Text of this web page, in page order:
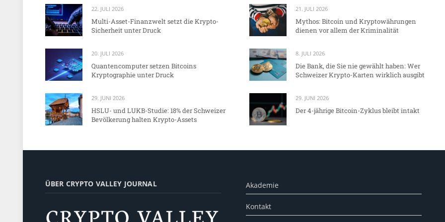
22. JULI 2026
Multi-Asset-Finanzwelt setzt die Krypto-
Sicherheit unter Druck
21. JULI 2026
Mythos: Bitcoin und Kryptowährungen
dienen vor allem der Kriminalität
20. JULI 2026
Quantencomputer setzen Bitcoins
Kryptographie unter Druck
8. JULI 2026
Die Bank, die Sie nie gewählt haben: Wer
Schweizer Krypto-Karten wirklich ausgibt
29. JUNI 2026
HSLU- und LUKB-Studie: 18% der Schweizer
Bevölkerung halten Krypto-Assets
29. JUNI 2026
Der 4-jährige Bitcoin-Zyklus bleibt intakt
ÜBER CRYPTO VALLEY JOURNAL Akademie
Kontakt